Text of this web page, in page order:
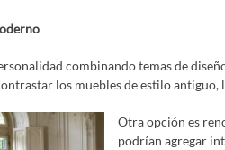
combinando temas de
los muebles de estilo
Otra opción es
podrían agregar